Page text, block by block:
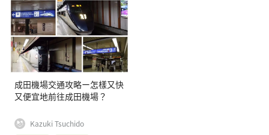
成田機場交通攻略ー怎樣又快
又便宜地前往成田機場？
Kazuki Tsuchido